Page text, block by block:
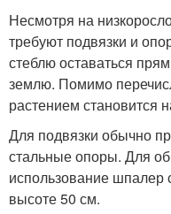
Несмотря на
требуют подвязки и
стеблю оставаться
землю. Помимо
растением становится
Для подвязки обычно
стальные опоры. Для
использование шпалер
высоте 50 см.